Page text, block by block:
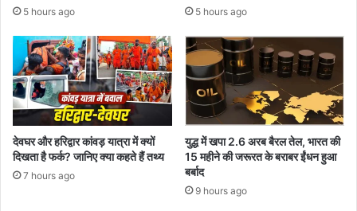
5 hours ago 5 hours ago
देवघर और हरिद्वार कांवड़ यात्रा में क्यों
दिखता है फर्क? जानिए क्या कहते हैं तथ्य
7 hours ago
युद्ध में खपा 2.6 अरब बैरल तेल, भारत की
15 महीने की जरूरत के बराबर ईंधन हुआ
बर्बाद
9 hours ago